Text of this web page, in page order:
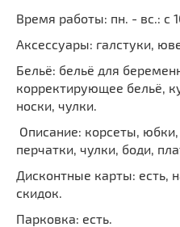
Время работы: пн. - вс.: с
Аксессуары: галстуки,
Бельё: бельё для
корректирующее бельё,
носки, чулки.
Описание: корсеты,
перчатки, чулки, боди,
Дисконтные карты: есть,
скидок.
Парковка: есть.